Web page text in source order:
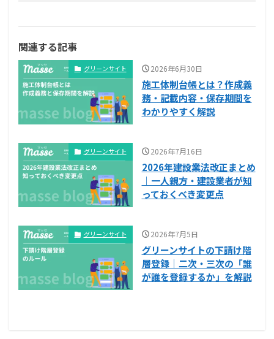
関連する記事
グリーンサイト 2026年6月30日
施工体制台帳とは？作成義
務・記載内容・保存期間を
わかりやすく解説
グリーンサイト 2026年7月16日
2026年建設業法改正まとめ
｜一人親方・建設業者が知
っておくべき変更点
グリーンサイト 2026年7月5日
グリーンサイトの下請け階
層登録｜二次・三次の「誰
が誰を登録するか」を解説